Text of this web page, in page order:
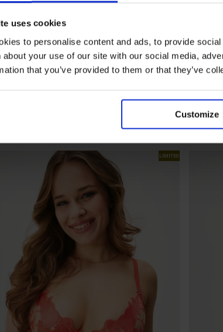
uses cookies
to personalise content and ads, to provide
about your use of our site with our social media,
that you’ve provided to them or that they’ve
Customize
LIMITED